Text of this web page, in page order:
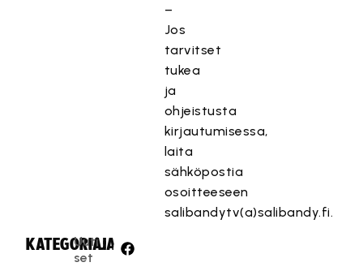
–
Jos
tarvitset
tukea
ja
ohjeistusta
kirjautumisessa,
laita
sähköpostia
osoitteeseen
salibandytv(a)salibandy.fi.
KATEGORIA:
Uuti
set
JAA: